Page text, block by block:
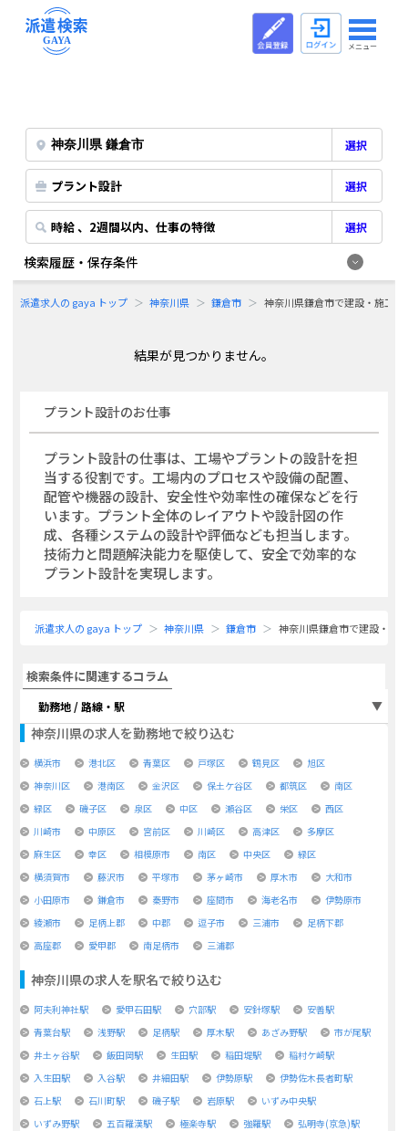
メニュー
選択
プラント設計 選択
時給 、2週間以内、仕事の特徴 選択
検索履歴・保存条件
派遣求人の gaya トップ 神奈川県 鎌倉市 神奈川県鎌倉市で建設・施工
結果が見つかりません。
プラント設計のお仕事
プラント設計の仕事は、工場やプラントの設計を担
当する役割です。工場内のプロセスや設備の配置、
配管や機器の設計、安全性や効率性の確保などを行
います。プラント全体のレイアウトや設計図の作
成、各種システムの設計や評価なども担当します。
技術力と問題解決能力を駆使して、安全で効率的な
プラント設計を実現します。
派遣求人の gaya トップ 神奈川県 鎌倉市 神奈川県鎌倉市で建設・施
検索条件に関連するコラム
勤務地 / 路線・駅
神奈川県の求人を勤務地で絞り込む
横浜市 港北区 青葉区 戸塚区 鶴見区
旭区
神奈川区
港南区 金沢区 保土ケ谷区 都筑区
南区
緑区
磯子区 泉区 中区 瀬谷区 栄区
西区
川崎市
中原区 宮前区 川崎区 高津区
多摩区
麻生区
幸区 相模原市 南区 中央区
緑区
横須賀市
藤沢市 平塚市 茅ヶ崎市 厚木市
大和市
小田原市
鎌倉市 秦野市 座間市 海老名市
伊勢原市
綾瀬市
足柄上郡 中郡 逗子市 三浦市
足柄下郡
高座郡
愛甲郡 南足柄市 三浦郡
神奈川県の求人を駅名で絞り込む
阿夫利神社駅 愛甲石田駅 穴部駅 安針塚駅
安善駅
青葉台駅
浅野駅 足柄駅 厚木駅 あざみ野駅
市が尾駅
井土ヶ谷駅
飯田岡駅 生田駅 稲田堤駅
稲村ケ崎駅
入生田駅
入谷駅 井細田駅 伊勢原駅
伊勢佐木長者町駅
石上駅
石川町駅 磯子駅 岩原駅
いずみ中央駅
いずみ野駅
五百羅漢駅 極楽寺駅 強羅駅
弘明寺(京急)駅